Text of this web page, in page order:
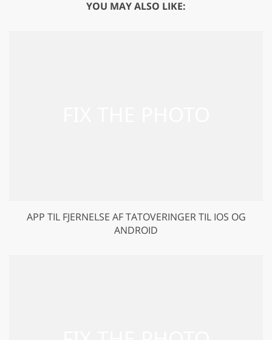
YOU MAY ALSO LIKE:
APP TIL FJERNELSE AF TATOVERINGER TIL IOS OG
ANDROID